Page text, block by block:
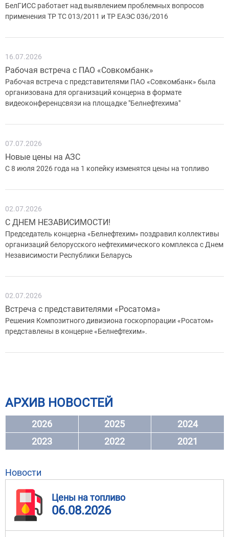
БелГИСС работает над выявлением проблемных вопросов
применения ТР ТС 013/2011 и ТР ЕАЭС 036/2016
16.07.2026
Рабочая встреча с ПАО «Совкомбанк»
Рабочая встреча с представителями ПАО «Совкомбанк» была
организована для организаций концерна в формате
видеоконференцсвязи на площадке "Белнефтехима"
07.07.2026
Новые цены на АЗС
С 8 июля 2026 года на 1 копейку изменятся цены на топливо
02.07.2026
С ДНЕМ НЕЗАВИСИМОСТИ!
Председатель концерна «Белнефтехим» поздравил коллективы
организаций белорусского нефтехимического комплекса с Днем
Независимости Республики Беларусь
02.07.2026
Встреча с представителями «Росатома»
Решения Композитного дивизиона госкорпорации «Росатом»
представлены в концерне «Белнефтехим».
АРХИВ НОВОСТЕЙ
2026 2025
2024
2023
2022 2021
Новости
Цены на топливо
06.08.2026